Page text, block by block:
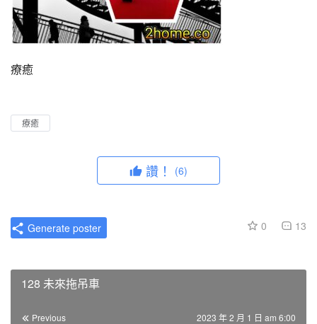
療癒
療癒
讚！ (6)
0 13
Generate poster
128 未來拖吊車
Previous 2023 年 2 月 1 日 am 6:00